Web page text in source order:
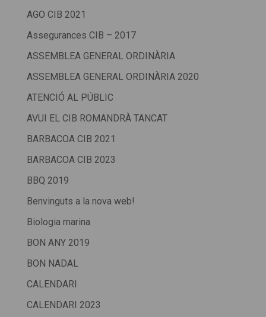
AGO CIB 2021
Assegurances CIB – 2017
ASSEMBLEA GENERAL ORDINÀRIA
ASSEMBLEA GENERAL ORDINÀRIA 2020
ATENCIÓ AL PÚBLIC
AVUI EL CIB ROMANDRÀ TANCAT
BARBACOA CIB 2021
BARBACOA CIB 2023
BBQ 2019
Benvinguts a la nova web!
Biologia marina
BON ANY 2019
BON NADAL
CALENDARI
CALENDARI 2023